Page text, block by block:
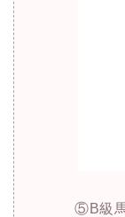
⑤B級